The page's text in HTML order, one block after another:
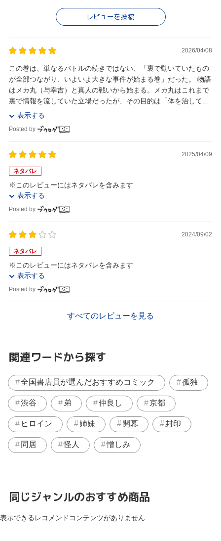
レビューを投稿
2026/04/08
この巻は、単なるバトルの続きではない、「裏で動いていたもの
が全部つながり、いよいよ大きな事件が始まる巻」だった。 物語
はメカ丸（与幸吉）と真人の戦いから始まる。メカ丸はこれまで
裏で情報を流していた立場だったが、その目的は「体を治して、
仲間に会うこと」。そのために長い時間準備して...
表示する
Posted by
2025/04/09
ネタバレ
※このレビューにはネタバレを含みます
表示する
Posted by
2024/09/02
ネタバレ
※このレビューにはネタバレを含みます
表示する
Posted by
すべてのレビューを見る
関連ワードから探す
全国書店員が選んだおすすめコミック 孤独
渋谷 弟 仲良し 京都
ヒロイン 姉妹 開幕 封印
同居 怪人 憎しみ
同じジャンルのおすすめ商品
表示できるレコメンドコンテンツがありません